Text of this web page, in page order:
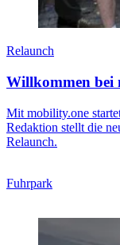
Relaunch
Willkommen bei
Mit mobility.one
Redaktion stellt die
Relaunch.
Fuhrpark